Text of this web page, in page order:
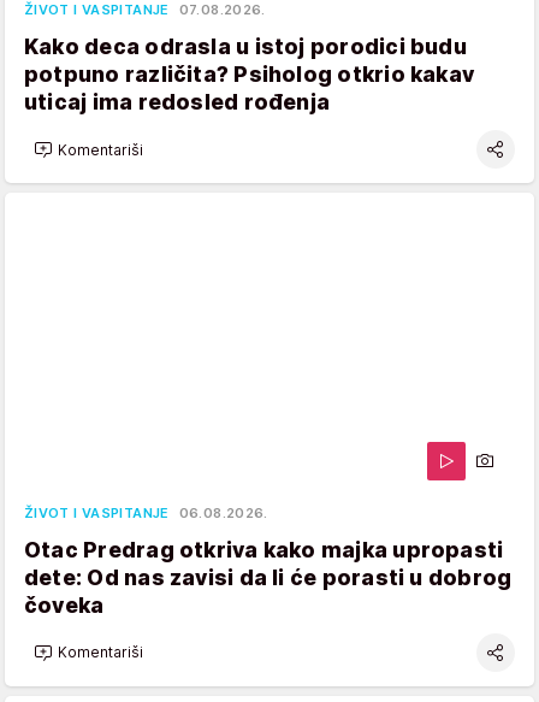
ŽIVOT I VASPITANJE 07.08.2026.
Kako deca odrasla u istoj porodici budu
potpuno različita? Psiholog otkrio kakav
uticaj ima redosled rođenja
Komentariši
ŽIVOT I VASPITANJE 06.08.2026.
Otac Predrag otkriva kako majka upropasti
dete: Od nas zavisi da li će porasti u dobrog
čoveka
Komentariši